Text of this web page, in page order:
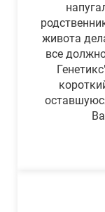
живота
все